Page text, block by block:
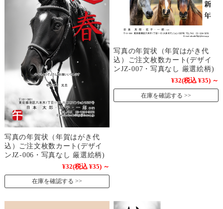
写真の年賀状（年賀はがき代
込）ご注文枚数カート(デザイ
ンJZ-006・写真なし 厳選絵柄)
¥32(税込 ¥35) ～
在庫を確認する
写真の年賀状（年賀はがき代
込）ご注文枚数カート(デザイ
ンJZ-007・写真なし 厳選絵柄)
¥32(税込 ¥35) ～
在庫を確認する